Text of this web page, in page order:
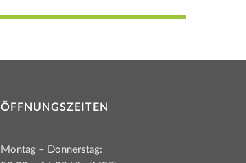
ÖFFNUNGSZEITEN
Montag – Donnerstag: